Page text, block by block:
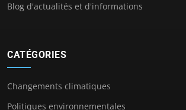
Blog d'actualités et d'informations
CATÉGORIES
Changements climatiques
Politiques environnementales